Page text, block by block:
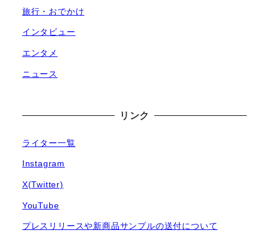
旅行・おでかけ
インタビュー
エンタメ
ニュース
リンク
ライター一覧
Instagram
X(Twitter)
YouTube
プレスリリースや新商品サンプルの送付について